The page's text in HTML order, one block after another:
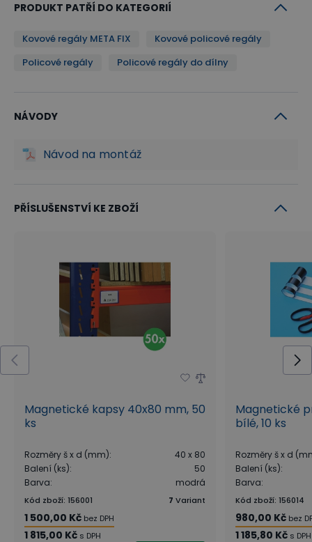
PRODUKT PATŘÍ DO KATEGORIÍ
Kovové regály META FIX
Kovové policové regály
Policové regály
Policové regály do dílny
NÁVODY
Návod na montáž
PŘÍSLUŠENSTVÍ KE ZBOŽÍ
Magnetické kapsy 40x80 mm, 50
ks
Rozměry š x d (mm):
40 x 80
Balení (ks):
50
Barva: modrá
Kód zboží: 156001 7 Variant
1 500,00 Kč bez DPH
1 815,00 Kč s DPH
Magnetické
bílé, 10 ks
Rozměry š x d
Balení (ks):
Barva:
Kód zboží: 156014
980,00 Kč bez
1 185,80 Kč s DPH